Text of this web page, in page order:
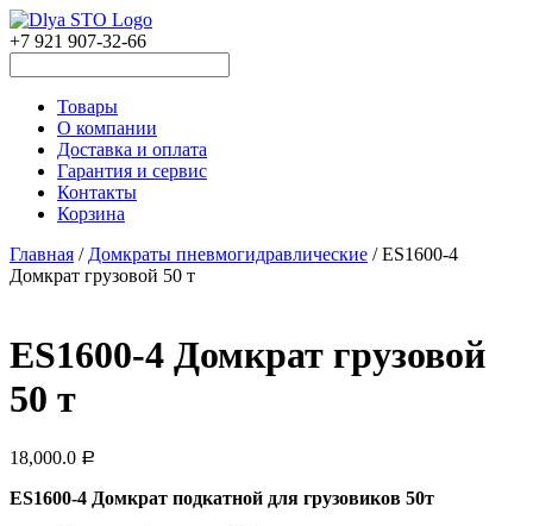
+7 921 907-32-66
Товары
О компании
Доставка и оплата
Гарантия и сервис
Контакты
Корзина
Главная / Домкраты пневмогидравлические / ES1600-4
Домкрат грузовой 50 т
ES1600-4 Домкрат грузовой
50 т
18,000.0 Р
ES1600-4 Домкрат подкатной для грузовиков 50т